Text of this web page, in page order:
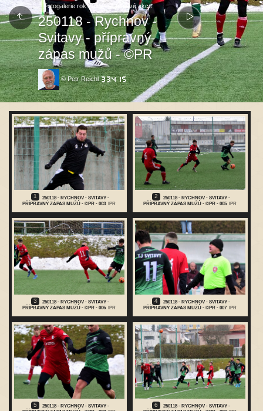
Fotogalerie rok 2025 - Fotbalové akce
250118 - Rychnov -
Svitavy - přípravný
zápas mužů - ©PR
© Petr Reichl
1
250118 - RYCHNOV - SVITAVY -
PŘÍPRAVNÝ ZÁPAS MUŽŮ - ©PR - 003
IPR
2
250118 - RYCHNOV - SVITAVY -
PŘÍPRAVNÝ ZÁPAS MUŽŮ - ©PR - 005
IPR
3
250118 - RYCHNOV - SVITAVY -
PŘÍPRAVNÝ ZÁPAS MUŽŮ - ©PR - 006
IPR
4
250118 - RYCHNOV - SVITAVY -
PŘÍPRAVNÝ ZÁPAS MUŽŮ - ©PR - 007
IPR
5
250118 - RYCHNOV - SVITAVY -
6
250118 - RYCHNOV - SVITAVY -